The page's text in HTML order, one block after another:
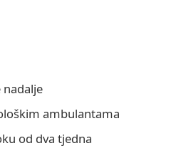
ambulantama
od dva tjedna